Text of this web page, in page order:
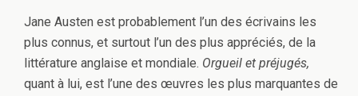
Jane Austen est probablement l’un des écrivains les
plus connus, et surtout l’un des plus appréciés, de la
littérature anglaise et mondiale. Orgueil et préjugés,
quant à lui, est l’une des œuvres les plus marquantes de